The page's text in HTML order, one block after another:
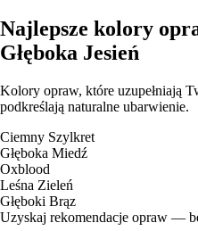
Najlepsze kolory
Głęboka Jesień
Kolory opraw, które uzupełniają
podkreślają naturalne ubarwienie.
Ciemny Szylkret
Głęboka Miedź
Oxblood
Leśna Zieleń
Głęboki Brąz
Uzyskaj rekomendacje opraw —